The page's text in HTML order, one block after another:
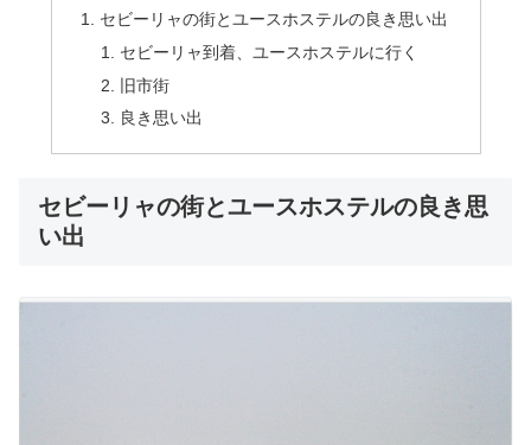
セビーリャの街とユースホステルの良き思い出
セビーリャ到着、ユースホステルに行く
旧市街
良き思い出
セビーリャの街とユースホステルの良き思
い出